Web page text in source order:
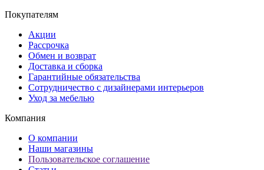
Покупателям
Акции
Рассрочка
Обмен и возврат
Доставка и сборка
Гарантийные обязательства
Сотрудничество с дизайнерами интерьеров
Уход за мебелью
Компания
О компании
Наши магазины
Пользовательское соглашение